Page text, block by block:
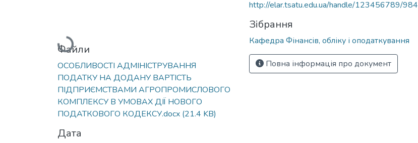
Вантажиться...
Файли
ОСОБЛИВОСТІ АДМІНІСТРУВАННЯ
ПОДАТКУ НА ДОДАНУ ВАРТІСТЬ
ПІДПРИЄМСТВАМИ АГРОПРОМИСЛОВОГО
КОМПЛЕКСУ В УМОВАХ ДІЇ НОВОГО
ПОДАТКОВОГО КОДЕКСУ.docx (21.4 KB)
Дата
http://elar.tsatu.edu.ua/handle/123456789/984
Зібрання
Кафедра Фінансів, обліку і оподаткування
Повна інформація про документ